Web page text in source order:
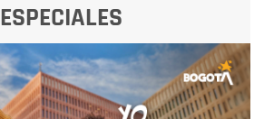
ESPECIALES